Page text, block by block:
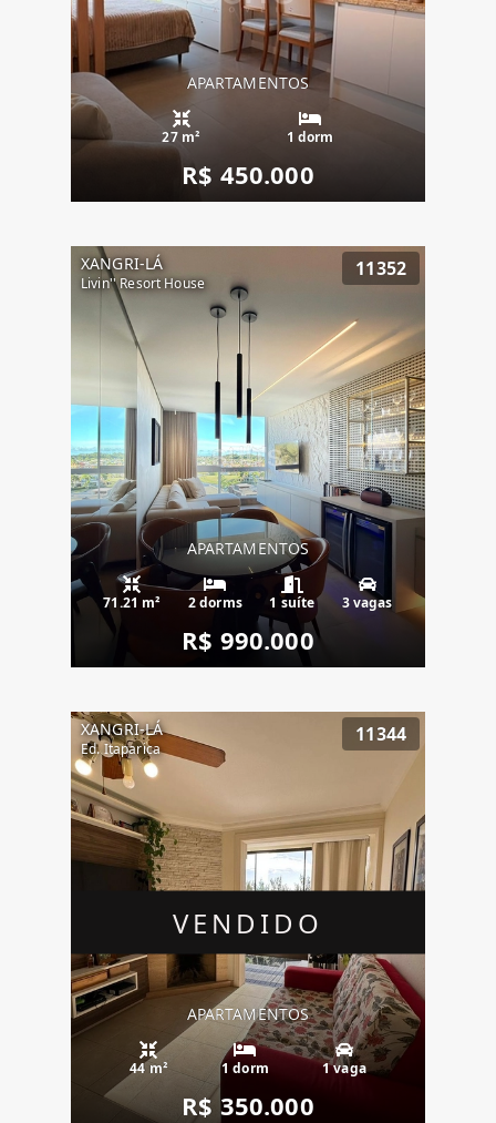
APARTAMENTOS
27 m² 1 dorm
R$ 450.000
XANGRI-LÁ
Livin'' Resort House
11352
APARTAMENTOS
71.21 m² 2 dorms 1 suíte 3 vagas
R$ 990.000
VENDIDO
XANGRI-LÁ
Ed. Itaparica
11344
APARTAMENTOS
44 m² 1 dorm 1 vaga
R$ 350.000